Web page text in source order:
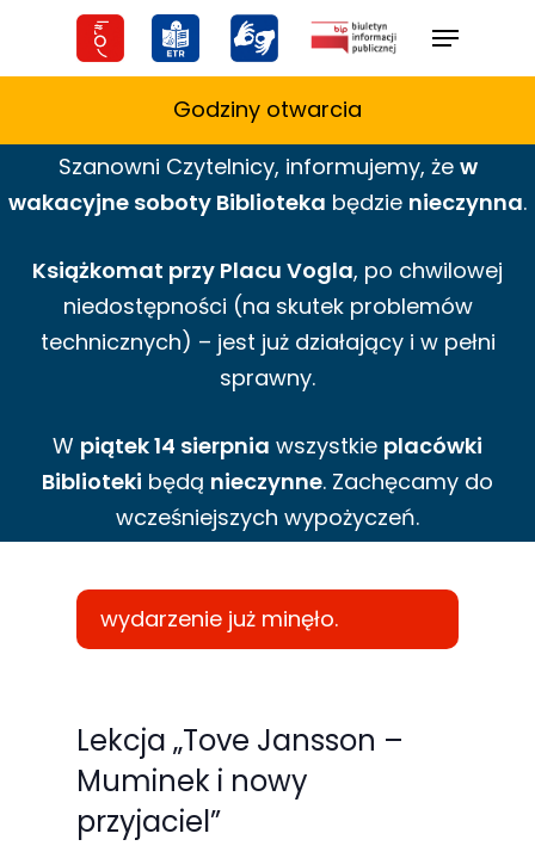
Menu
Godziny otwarcia
Szanowni Czytelnicy, informujemy, że w
wakacyjne soboty Biblioteka będzie nieczynna.
Książkomat przy Placu Vogla, po chwilowej
niedostępności (na skutek problemów
technicznych) – jest już działający i w pełni
sprawny.
W piątek 14 sierpnia wszystkie placówki
Biblioteki będą nieczynne. Zachęcamy do
wcześniejszych wypożyczeń.
wydarzenie już minęło.
Lekcja „Tove Jansson –
Muminek i nowy
przyjaciel”
Te pliki cookie
nie są
opcjonalne. Są
one potrzebne